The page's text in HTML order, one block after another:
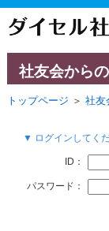
社友会から
トップページ ＞ 社友
▼ ログインしてく
ID：
パスワード：